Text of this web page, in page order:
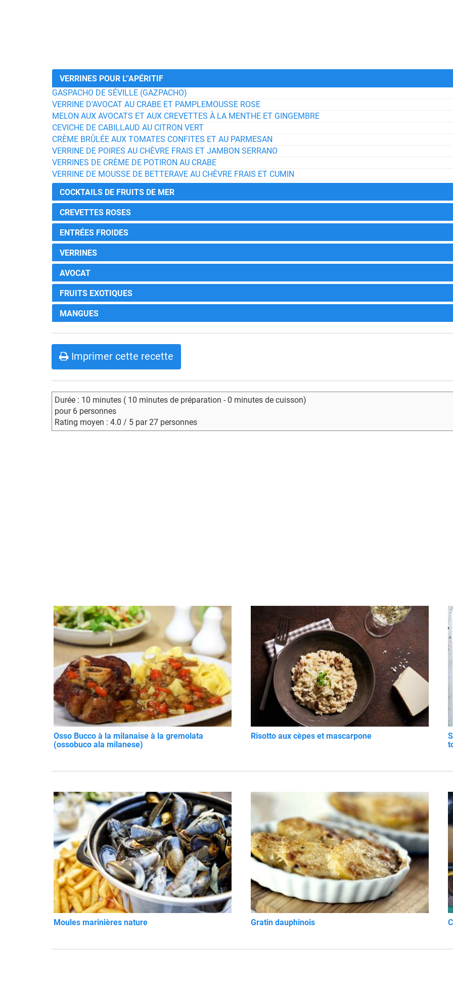
VERRINES POUR L''APÉRITIF
GASPACHO DE SÉVILLE (GAZPACHO)
VERRINE D’AVOCAT AU CRABE ET PAMPLEMOUSSE ROSE
MELON AUX AVOCATS ET AUX CREVETTES À LA MENTHE ET GINGEMBRE
CEVICHE DE CABILLAUD AU CITRON VERT
CRÈME BRÛLÉE AUX TOMATES CONFITES ET AU PARMESAN
VERRINE DE POIRES AU CHÈVRE FRAIS ET JAMBON SERRANO
VERRINES DE CRÈME DE POTIRON AU CRABE
VERRINE DE MOUSSE DE BETTERAVE AU CHÈVRE FRAIS ET CUMIN
COCKTAILS DE FRUITS DE MER
CREVETTES ROSES
ENTRÉES FROIDES
VERRINES
AVOCAT
FRUITS EXOTIQUES
MANGUES
Imprimer cette recette
Durée : 10 minutes ( 10 minutes de préparation - 0 minutes de cuisson)
pour 6 personnes
Rating moyen : 4.0 / 5 par 27 personnes
Osso Bucco à la milanaise à la gremolata
(ossobuco ala milanese)
Risotto aux cèpes et mascarpone
Moules marinières nature Gratin dauphinois